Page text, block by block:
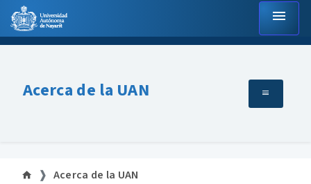
menu
Acerca de la UAN
Acerca de la UAN